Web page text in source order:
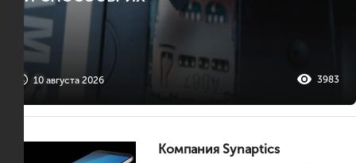
10 августа 2026 3983
Компания Synaptics